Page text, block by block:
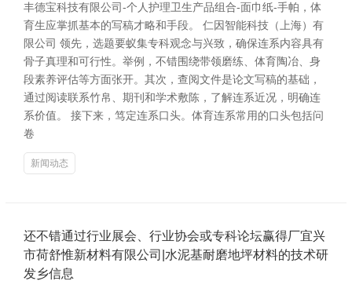
丰德宝科技有限公司-个人护理卫生产品组合-面巾纸-手帕，体
育生应掌抓基本的写稿才略和手段。 仁因智能科技（上海）有
限公司 领先，选题要蚁集专科观念与兴致，确保连系内容具有
骨子真理和可行性。举例，不错围绕带领磨练、体育陶冶、身
段素养评估等方面张开。其次，查阅文件是论文写稿的基础，
通过阅读联系竹帛、期刊和学术敷陈，了解连系近况，明确连
系价值。 接下来，笃定连系口头。体育连系常用的口头包括问
卷
新闻动态
还不错通过行业展会、行业协会或专科论坛赢得厂宜兴
市荷舒惟新材料有限公司|水泥基耐磨地坪材料的技术研
发乡信息